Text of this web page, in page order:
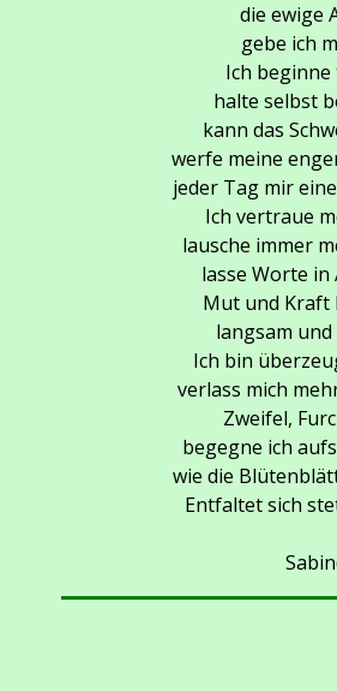
die ewige
gebe ich
Ich
halte selbst
kann das
werfe meine
jeder Tag mir
Ich vertraue
lausche immer
lasse Worte
Mut und Kraft
langsam
Ich bin
verlass mich
Zweifel,
begegne ich
wie die
Entfaltet sich